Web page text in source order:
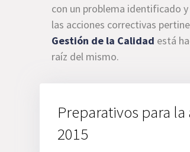
con un problema identificado
las acciones correctivas
Gestión de la Calidad está
raíz del mismo.
Preparativos para
2015